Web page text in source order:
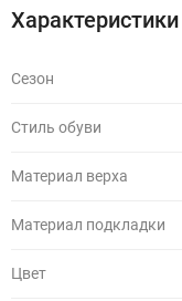
Характеристики
Сезон
Стиль обуви
Материал верха
Материал подкладки
Цвет